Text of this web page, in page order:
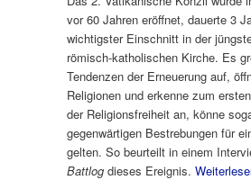
vor 60 Jahren eröffnet, dauerte 3
wichtigster Einschnitt in der
römisch-katholischen Kirche. Es
Tendenzen der Erneuerung auf,
Religionen und erkenne zum
der Religionsfreiheit an, könne
gegenwärtigen Bestrebungen für
gelten. So beurteilt in einem
Battlog dieses Ereignis.